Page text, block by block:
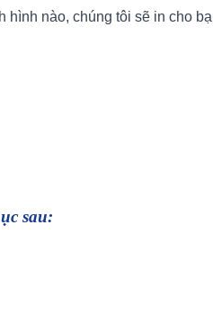
nào, chúng tôi sẽ in cho
sau: